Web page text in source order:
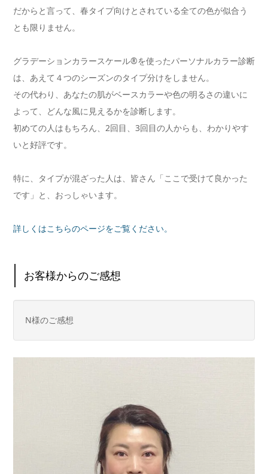
だからと言って、春タイプ向けとされている全ての色が似合う
とも限りません。
グラデーションカラースケール®を使ったパーソナルカラー診断
は、あえて４つのシーズンのタイプ分けをしません。
その代わり、あなたの肌がベースカラーや色の明るさの違いに
よって、どんな風に見えるかを診断します。
初めての人はもちろん、2回目、3回目の人からも、わかりやす
いと好評です。
特に、タイプが混ざった人は、皆さん「ここで受けて良かった
です」と、おっしゃいます。
詳しくはこちらのページをご覧ください。
お客様からのご感想
N様のご感想